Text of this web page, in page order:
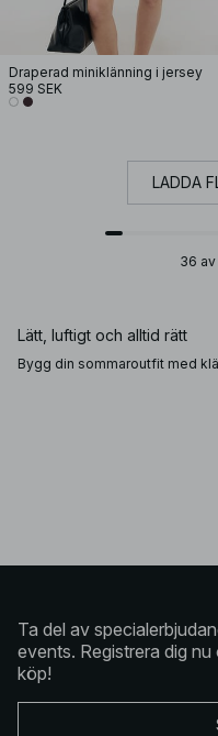
Draperad miniklänning i jersey
599 SEK
LADDA
36
Lätt, luftigt och alltid rätt
Bygg din sommaroutfit med
Ta del av
events. Registrera dig
köp!